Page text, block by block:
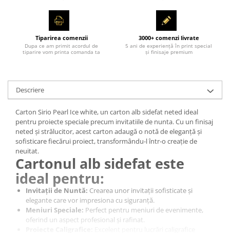
Tiparirea comenzii
Dupa ce am primit acordul de
tiparire vom printa comanda ta
3000+ comenzi livrate
5 ani de experiență în print special
și finisaje premium
Descriere
Carton Sirio Pearl Ice white, un carton alb sidefat neted ideal
pentru proiecte speciale precum invitatiile de nunta.Cu un finisaj
neted și strălucitor, acest carton adaugă o notă de eleganță și
sofisticare fiecărui proiect, transformându-l într-o creație de
neuitat.
Cartonul alb sidefat este
ideal pentru:
Invitații de Nuntă: Crearea unor invitații sofisticate și
elegante care vor impresiona cu siguranță.
Meniuri Speciale: Perfect pentru meniuri de evenimente,
oferind un aspect profesional și rafinat.